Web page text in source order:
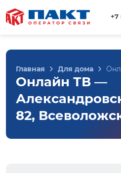
+7
Главная Для дома
Онлайн ТВ —
82,